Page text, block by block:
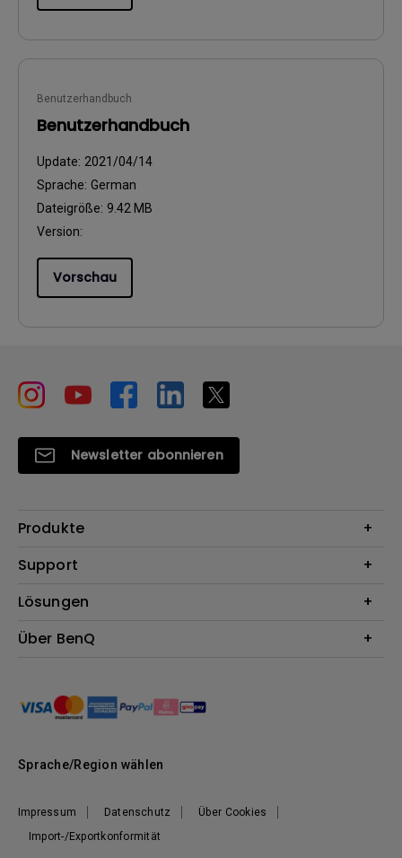
Benutzerhandbuch
Benutzerhandbuch
Update: 2021/04/14
Sprache: German
Dateigröße: 9.42 MB
Version:
Vorschau
Newsletter abonnieren
Produkte
Beamer
Lampen
Webcams
Support
Kontakt
Reparaturservice
Onlineshop FAQ
BenQ Blog
Lösungen
Für Unternehmen
Über BenQ
Nachhaltigkeit
Unser Versprechen
Impressum Datenschutz
Über Cookies
Import-/Exportkonformität
Sprache/Region wählen